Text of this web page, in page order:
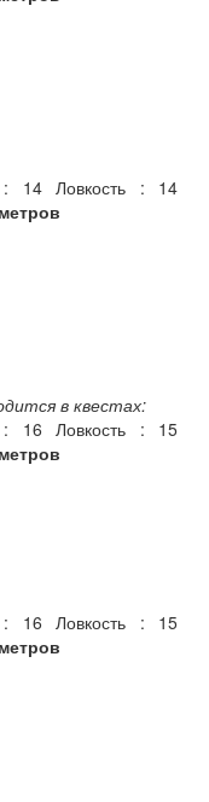
14 Ловкость : 14
в квестах:
16 Ловкость : 15
16 Ловкость : 15